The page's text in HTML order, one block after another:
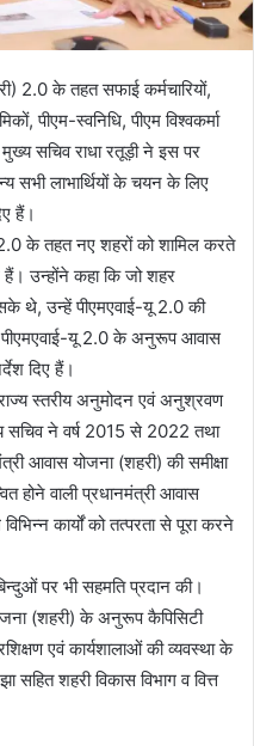
2.0 के तहत सफाई कर्मचारियों,
पीएम-स्वनिधि, पीएम विश्वकर्मा
सचिव राधा रतूड़ी ने इस पर
सभी लाभार्थियों के चयन के लिए
हैं।
के तहत नए शहरों को शामिल करते
उन्होंने कहा कि जो शहर
थे, उन्हें पीएमएवाई-यू 2.0 की
पीएमएवाई-यू 2.0 के अनुरूप आवास
दिए हैं।
राज्य स्तरीय अनुमोदन एवं अनुश्रवण
सचिव ने वर्ष 2015 से 2022 तथा
आवास योजना (शहरी) की समीक्षा
होने वाली प्रधानमंत्री आवास
कार्यों को तत्परता से पूरा करने
पर भी सहमति प्रदान की।
(शहरी) के अनुरूप कैपिसिटी
एवं कार्यशालाओं की व्यवस्था के
शहरी विकास विभाग व वित्त